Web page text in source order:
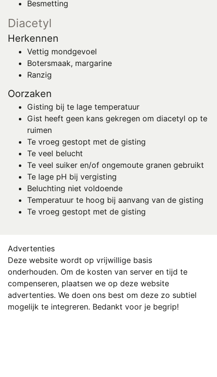
Besmetting
Diacetyl
Herkennen
Vettig mondgevoel
Botersmaak, margarine
Ranzig
Oorzaken
Gisting bij te lage temperatuur
Gist heeft geen kans gekregen om diacetyl op te
ruimen
Te vroeg gestopt met de gisting
Te veel belucht
Te veel suiker en/of ongemoute granen gebruikt
Te lage pH bij vergisting
Beluchting niet voldoende
Temperatuur te hoog bij aanvang van de gisting
Te vroeg gestopt met de gisting
Advertenties
Deze website wordt op vrijwillige basis
onderhouden. Om de kosten van server en tijd te
compenseren, plaatsen we op deze website
advertenties. We doen ons best om deze zo subtiel
mogelijk te integreren. Bedankt voor je begrip!